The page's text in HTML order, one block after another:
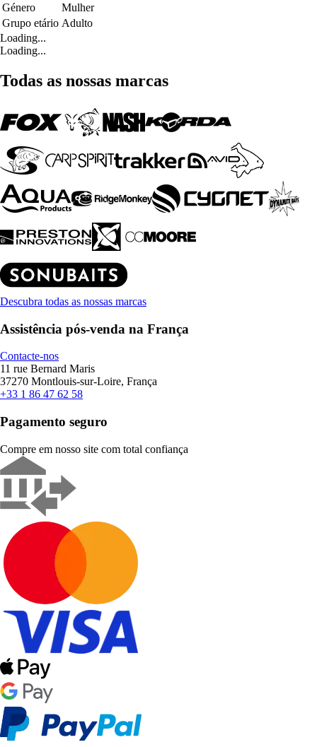
Género
Mulher
Grupo etário Adulto
Loading...
Loading...
Todas as nossas marcas
Descubra todas as nossas marcas
Assistência pós-venda na França
Contacte-nos
11 rue Bernard Maris
37270 Montlouis-sur-Loire, França
+33 1 86 47 62 58
Pagamento seguro
Compre em nosso site com total confiança